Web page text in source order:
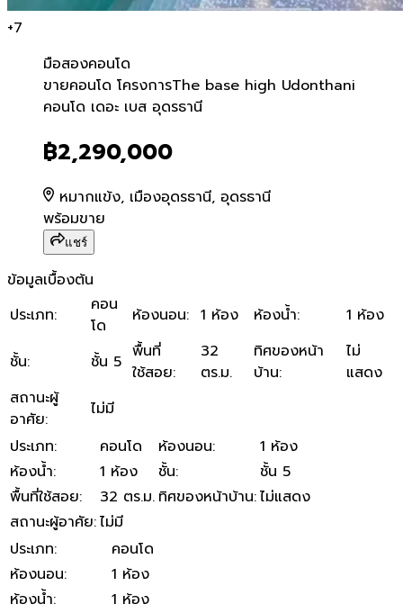
+7
มือสองคอนโด
ขายคอนโด โครงการThe
ขายคอนโด โครงการThe base high Udonthani
คอนโด เดอะ เบส อุดรธานี
฿2,290,000
หมากแข้ง, เมืองอุดรธานี, อุดรธานี
พร้อมขาย
แชร์
ข้อมูลเบื้องต้น
ประเภท:
คอน
โด
ห้องนอน: 1 ห้อง ห้องน้ำ: 1 ห้อง
ชั้น: ชั้น 5 พื้นที่
ใช้สอย:
32
ตร.ม.
ทิศของหน้า
บ้าน:
ไม่
แสดง
สถานะผู้
อาศัย:
ไม่มี
ประเภท: คอนโด ห้องนอน:
1 ห้อง
ห้องน้ำ: 1 ห้อง ชั้น:
ชั้น 5
พื้นที่ใช้สอย: 32 ตร.ม. ทิศของหน้าบ้าน:ไม่แสดง
สถานะผู้อาศัย:ไม่มี
ประเภท:
คอนโด
ห้องนอน:
1 ห้อง
ห้องน้ำ:
1 ห้อง